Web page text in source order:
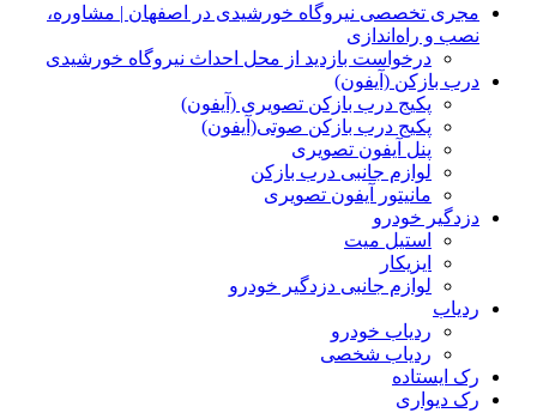
مجری تخصصی نیروگاه خورشیدی در اصفهان | مشاوره،
نصب و راه‌اندازی
درخواست بازدید از محل احداث نیروگاه خورشیدی
درب بازکن (آیفون)
پکیج درب بازکن تصویری (آیفون)
پکیج درب بازکن صوتی(آیفون)
پنل آیفون تصویری
لوازم جانبی درب بازکن
مانیتور آیفون تصویری
دزدگیر خودرو
استیل میت
ایزیکار
لوازم جانبی دزدگیر خودرو
ردیاب
ردیاب خودرو
ردیاب شخصی
رک ایستاده
رک دیواری